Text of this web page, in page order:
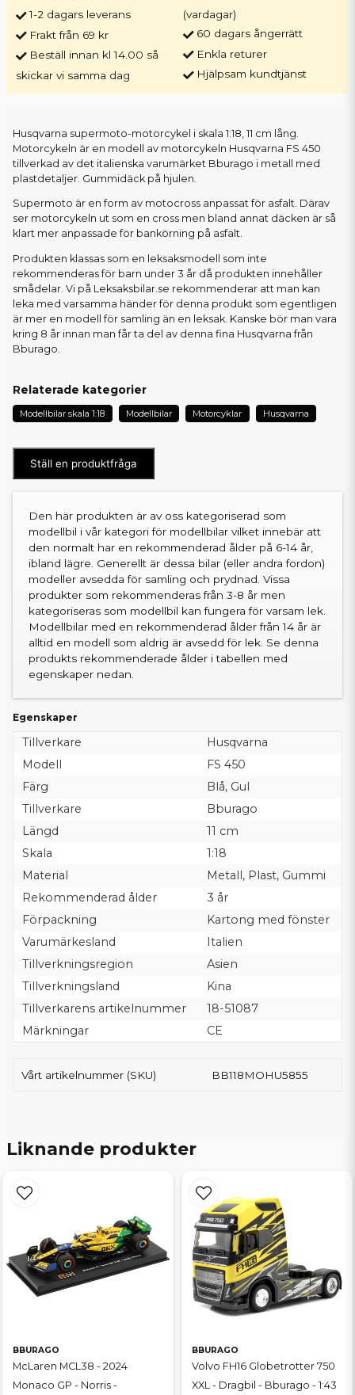
1-2 dagars leverans
Frakt från 69 kr
Beställ innan kl 14.00 så
skickar vi samma dag
(vardagar)
60 dagars ångerrätt
Enkla returer
Hjälpsam kundtjänst
Husqvarna supermoto-motorcykel i skala 1:18, 11 cm lång.
Motorcykeln är en modell av motorcykeln Husqvarna FS 450
tillverkad av det italienska varumärket Bburago i metall med
plastdetaljer. Gummidäck på hjulen.
Supermoto är en form av motocross anpassat för asfalt. Därav
ser motorcykeln ut som en cross men bland annat däcken är så
klart mer anpassade för bankörning på asfalt.
Produkten klassas som en leksaksmodell som inte
rekommenderas för barn under 3 år då produkten innehåller
smådelar. Vi på Leksaksbilar.se rekommenderar att man kan
leka med varsamma händer för denna produkt som egentligen
är mer en modell för samling än en leksak. Kanske bör man vara
kring 8 år innan man får ta del av denna fina Husqvarna från
Bburago.
Relaterade kategorier
Modellbilar skala 1:18 Modellbilar Motorcyklar Husqvarna
Ställ en produktfråga
Den här produkten är av oss kategoriserad som
modellbil i vår kategori för modellbilar vilket innebär att
den normalt har en rekommenderad ålder på 6-14 år,
ibland lägre. Generellt är dessa bilar (eller andra fordon)
modeller avsedda för samling och prydnad. Vissa
produkter som rekommenderas från 3-8 år men
kategoriseras som modellbil kan fungera för varsam lek.
Modellbilar med en rekommenderad ålder från 14 år är
alltid en modell som aldrig är avsedd för lek. Se denna
produkts rekommenderade ålder i tabellen med
egenskaper nedan.
Egenskaper
Tillverkare
Husqvarna
Modell
FS 450
Färg
Blå, Gul
Tillverkare
Bburago
Längd
11 cm
Skala
1:18
Material
Metall, Plast, Gummi
Rekommenderad ålder
3 år
Förpackning
Kartong med fönster
Varumärkesland
Italien
Tillverkningsregion
Asien
Tillverkningsland
Kina
Tillverkarens artikelnummer
18-51087
Märkningar
CE
Vårt artikelnummer (SKU) BB118MOHU5855
Liknande produkter
BBURAGO
McLaren MCL38 - 2024
Monaco GP - Norris -
BBURAGO
Volvo FH16 Globetrotter 750
XXL - Dragbil - Bburago - 1:43